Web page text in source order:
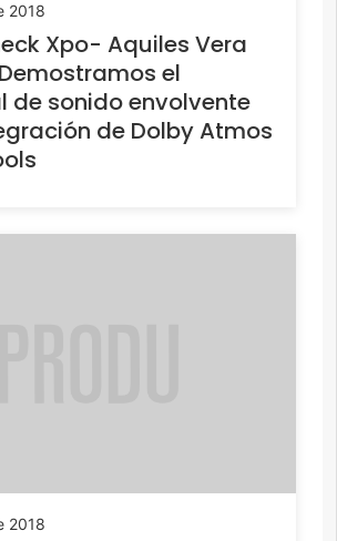
2018
Xpo- Aquiles Vera
el
de sonido envolvente
de Dolby Atmos
2018